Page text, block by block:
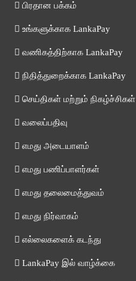
பிரதான பக்கம்
உங்களுக்காக LankaPay
வணிகத்திற்காக LankaPay
நிதித்துறைக்காக LankaPay
செய்திகள் மற்றும் நிகழ்ச்சிகள்
வலைப்பதிவு
எமது அடையாளம்
எமது பணிப்பாளர்கள்
எமது தலைமைத்துவம்
எமது நிர்வாகம்
எல்லைகளைக் கடந்து
LankaPay இல் வாழ்க்கை